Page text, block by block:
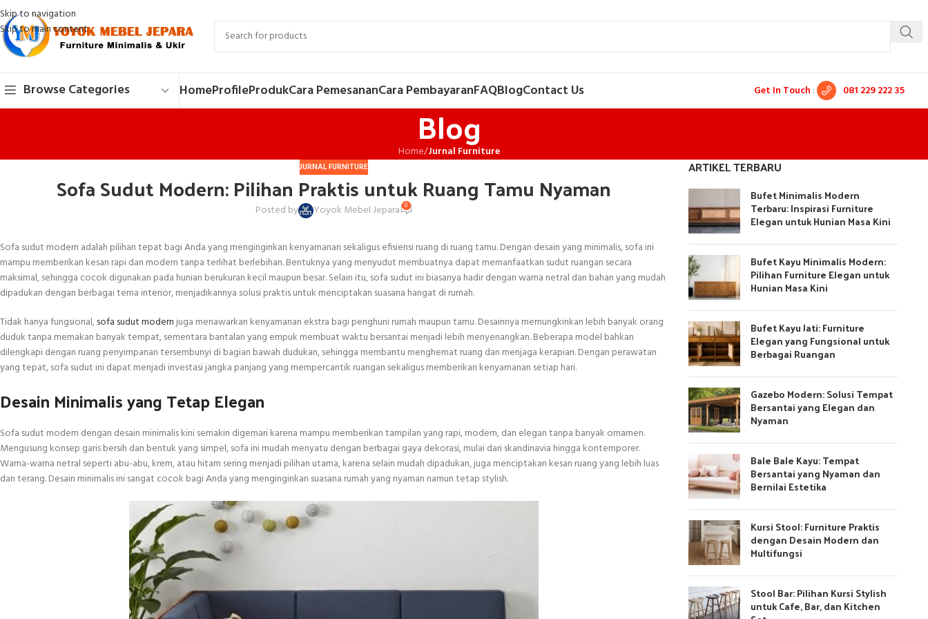
Skip to navigation
Skip to main content
Browse Categories HomeProfileProdukCara PemesananCara PembayaranFAQBlogContact Us Get In Touch : 081 229 222 35
Blog
Home/Jurnal Furniture
JURNAL FURNITURE
Sofa Sudut Modern: Pilihan Praktis untuk Ruang Tamu Nyaman
Posted by Yoyok Mebel Jepara 0
Sofa sudut modern adalah pilihan tepat bagi Anda yang menginginkan kenyamanan sekaligus efisiensi ruang di ruang tamu. Dengan desain yang minimalis, sofa ini
mampu memberikan kesan rapi dan modern tanpa terlihat berlebihan. Bentuknya yang menyudut membuatnya dapat memanfaatkan sudut ruangan secara
maksimal, sehingga cocok digunakan pada hunian berukuran kecil maupun besar. Selain itu, sofa sudut ini biasanya hadir dengan warna netral dan bahan yang mudah
dipadukan dengan berbagai tema interior, menjadikannya solusi praktis untuk menciptakan suasana hangat di rumah.
Tidak hanya fungsional,sofa sudut modernjuga menawarkan kenyamanan ekstra bagi penghuni rumah maupun tamu. Desainnya memungkinkan lebih banyak orang
duduk tanpa memakan banyak tempat, sementara bantalan yang empuk membuat waktu bersantai menjadi lebih menyenangkan. Beberapa model bahkan
dilengkapi dengan ruang penyimpanan tersembunyi di bagian bawah dudukan, sehingga membantu menghemat ruang dan menjaga kerapian. Dengan perawatan
yang tepat, sofa sudut ini dapat menjadi investasi jangka panjang yang mempercantik ruangan sekaligus memberikan kenyamanan setiap hari.
Desain Minimalis yang Tetap Elegan
Sofa sudut modern dengan desain minimalis kini semakin digemari karena mampu memberikan tampilan yang rapi, modern, dan elegan tanpa banyak ornamen.
Mengusung konsep garis bersih dan bentuk yang simpel, sofa ini mudah menyatu dengan berbagai gaya dekorasi, mulai dari skandinavia hingga kontemporer.
Warna-warna netral seperti abu-abu, krem, atau hitam sering menjadi pilihan utama, karena selain mudah dipadukan, juga menciptakan kesan ruang yang lebih luas
dan terang. Desain minimalis ini sangat cocok bagi Anda yang menginginkan suasana rumah yang nyaman namun tetap stylish.
ARTIKEL TERBARU
Bufet Minimalis Modern
Terbaru: Inspirasi Furniture
Elegan untuk Hunian Masa Kini
Bufet Kayu Minimalis Modern:
Pilihan Furniture Elegan untuk
Hunian Masa Kini
Bufet Kayu Jati: Furniture
Elegan yang Fungsional untuk
Berbagai Ruangan
Gazebo Modern: Solusi Tempat
Bersantai yang Elegan dan
Nyaman
Bale Bale Kayu: Tempat
Bersantai yang Nyaman dan
Bernilai Estetika
Kursi Stool: Furniture Praktis
dengan Desain Modern dan
Multifungsi
Stool Bar: Pilihan Kursi Stylish
untuk Cafe, Bar, dan Kitchen